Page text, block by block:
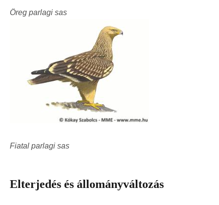
Öreg parlagi sas
Fiatal parlagi sas
Elterjedés és állományváltozás